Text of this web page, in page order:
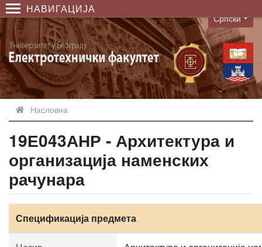
НАВИГАЦИЈА
Language
Српски
Насловна
19Е043АНР - Архитектура и
организација наменских
рачунара
Спецификација предмета